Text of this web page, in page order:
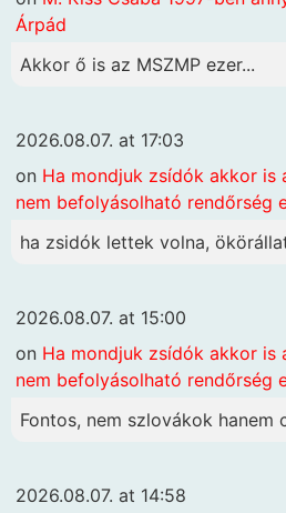
Árpád
Akkor ő is az MSZMP ezer...
2026.08.07. at 17:03
on Ha mondjuk zsídók akkor is
nem befolyásolható rendőrség
ha zsidók lettek volna,
2026.08.07. at 15:00
on Ha mondjuk zsídók akkor is
nem befolyásolható rendőrség
Fontos, nem szlovákok hanem
2026.08.07. at 14:58